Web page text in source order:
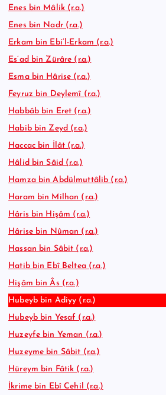
Enes bin Mâlik (r.a.)
Enes bin Nadr (r.a.)
Erkam bin Ebi’l-Erkam (r.a.)
Es’ad bin Zürâre (r.a.)
Esma bin Hârise (r.a.)
Feyruz bin Deylemî (r.a.)
Habbâb bin Eret (r.a.)
Habib bin Zeyd (r.a.)
Haccac bin İlât (r.a.)
Hâlid bin Sâid (r.a.)
Hamza bin Abdülmuttâlib (r.a.)
Haram bin Milhan (r.a.)
Hâris bin Hişâm (r.a.)
Hârise bin Nûman (r.a.)
Hassan bin Sâbit (r.a.)
Hatib bin Ebî Beltea (r.a.)
Hişâm bin Âs (r.a.)
Hubeyb bin Adiyy (r.a.)
Hubeyb bin Yesaf (r.a.)
Huzeyfe bin Yeman (r.a.)
Huzeyme bin Sâbit (r.a.)
Hüreym bin Fâtik (r.a.)
İkrime bin Ebî Cehil (r.a.)